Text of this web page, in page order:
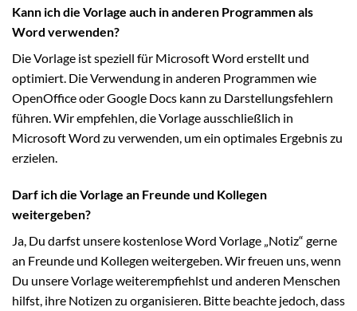
Kann ich die Vorlage auch in anderen Programmen als
Word verwenden?
Die Vorlage ist speziell für Microsoft Word erstellt und
optimiert. Die Verwendung in anderen Programmen wie
OpenOffice oder Google Docs kann zu Darstellungsfehlern
führen. Wir empfehlen, die Vorlage ausschließlich in
Microsoft Word zu verwenden, um ein optimales Ergebnis zu
erzielen.
Darf ich die Vorlage an Freunde und Kollegen
weitergeben?
Ja, Du darfst unsere kostenlose Word Vorlage „Notiz“ gerne
an Freunde und Kollegen weitergeben. Wir freuen uns, wenn
Du unsere Vorlage weiterempfiehlst und anderen Menschen
hilfst, ihre Notizen zu organisieren. Bitte beachte jedoch, dass